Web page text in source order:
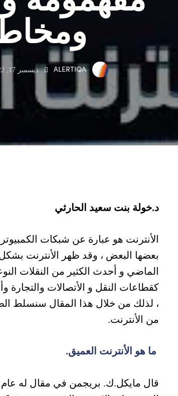
ALERTIQA ديسمبر 17, 2022
د.خولة بنت سعيد الحارثي
الأنترنت هو عبارة عن شبكات
بعضها البعض ، وقد ظهر الأنترنت
الماضي و أحدث الكثير من النقلات
كقطاعات النقل و الأتصالات والتجارة
، لذلك من خلال هذا المقال سنسلط
من الأنترنت.
ما هو الأنترنت العميق.